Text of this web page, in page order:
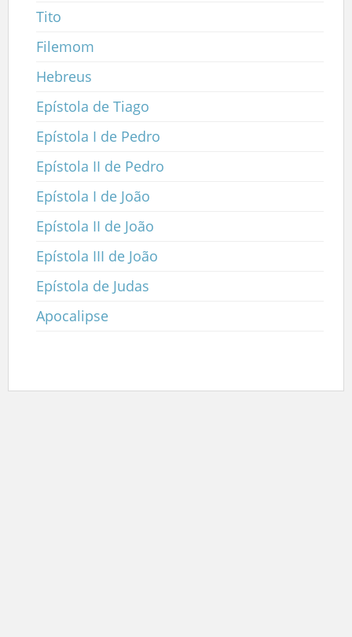
Tito
Filemom
Hebreus
Epístola de Tiago
Epístola I de Pedro
Epístola II de Pedro
Epístola I de João
Epístola II de João
Epístola III de João
Epístola de Judas
Apocalipse